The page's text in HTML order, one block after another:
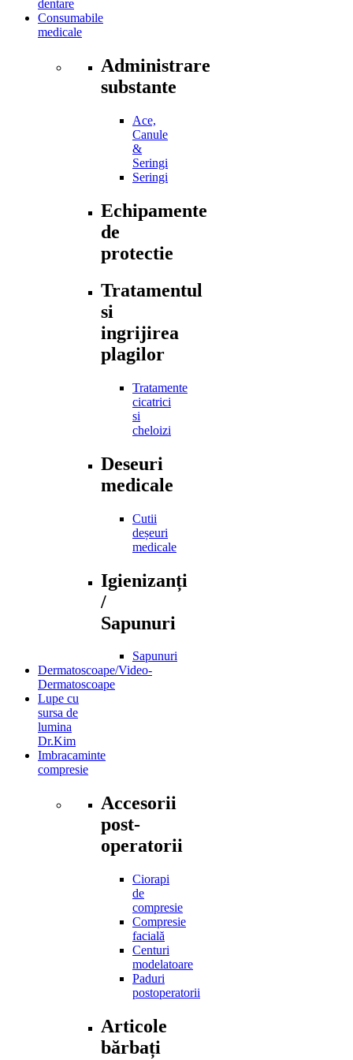
dentare
Consumabile
medicale
Administrare
substante
Ace,
Canule
&
Seringi
Seringi
Echipamente
de
protectie
Tratamentul
si
ingrijirea
plagilor
Tratamente
cicatrici
si
cheloizi
Deseuri
medicale
Cutii
deșeuri
medicale
Igienizanți
/
Sapunuri
Sapunuri
Dermatoscoape/Video-
Dermatoscoape
Lupe cu
sursa de
lumina
Dr.Kim
Imbracaminte
compresie
Accesorii
post-
operatorii
Ciorapi
de
compresie
Compresie
facială
Centuri
modelatoare
Paduri
postoperatorii
Articole
bărbați